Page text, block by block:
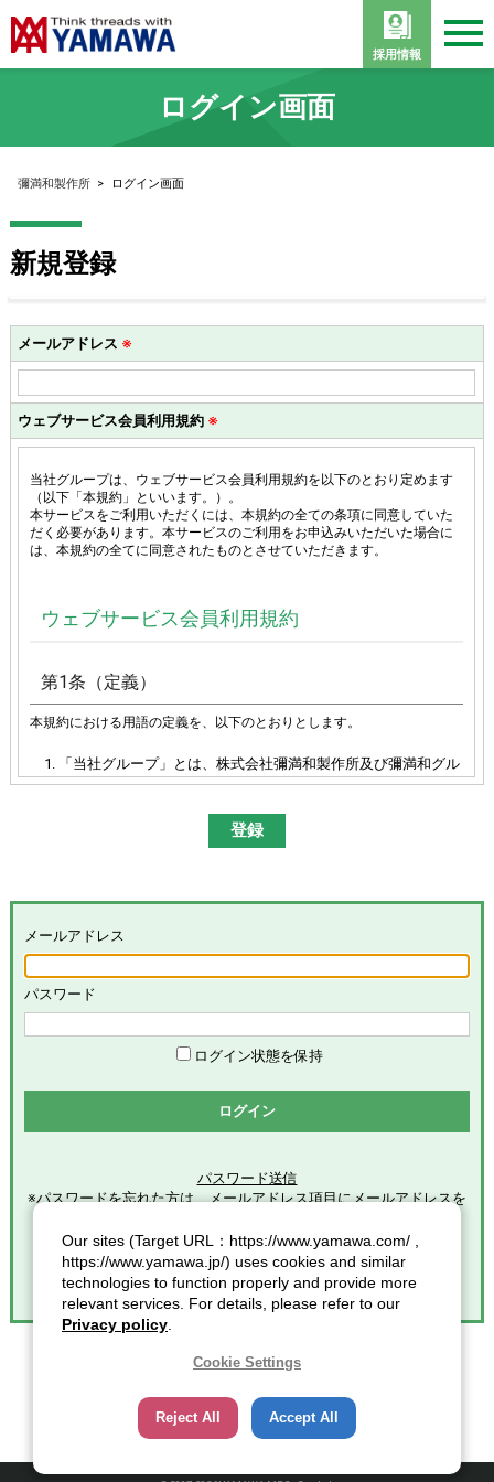
採用情報
ログイン画面
彌満和製作所 > ログイン画面
新規登録
メールアドレス ※
ウェブサービス会員利用規約 ※
当社グループは、ウェブサービス会員利用規約を以下のとおり定めます
（以下「本規約」といいます。）。
本サービスをご利用いただくには、本規約の全ての条項に同意していた
だく必要があります。本サービスのご利用をお申込みいただいた場合に
は、本規約の全てに同意されたものとさせていただきます。
ウェブサービス会員利用規約
第1条（定義）
本規約における用語の定義を、以下のとおりとします。
「当社グループ」とは、株式会社彌満和製作所及び彌満和グル
ープ各社（株式会社やまわエンジニアリングサービス、株式会
和亜洲股份有限公司及びYAMAWA EUROPE S.p.A.）の総体又は
ト）」を意味します。
「本サービス」とは、本サイトにおける会員限定コンテンツの
提供、当社グループによる、会員に対するメールの配信その他
めます。
「会員」とは、本サービスの利用希望者で、本規約に同意のう
え当社グループが定める手続きに従い、会員登録を完了した方
ープに提供した全ての情報を意味します。
「個人情報」とは、個人情報保護の保護に関する法律第２条第
第2条（総則）
本規約の適用範囲
本規約は、本サービスの利用に関する一切の事項に適用されま
す。
本規約の改定
当社グループは、会員に対する事前連絡又は会員による事前承
諾なしに、本規約を変更・追加・削除できるものとし、会員
ものとみなします。また、この場合、会員に対する通知には次
項に定める方法その他当社グループが適当と判断した方法をと
り、当社グループが定める各諸規定等の変更についても、同様
メールアドレス
パスワード
ログイン状態を保持
ログイン
パスワード送信
※パスワードを忘れた方は、メールアドレス項目にメールアドレスを
クリックしてください。
Our sites (Target URL：https://www.yamawa.com/ ,
https://www.yamawa.jp/) uses cookies and similar
technologies to function properly and provide more
relevant services. For details, please refer to our
Privacy policy
Cookie Settings
Reject All Accept All